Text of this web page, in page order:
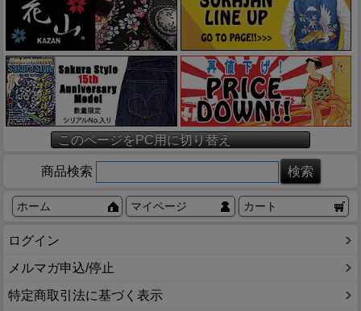
このページをPC用に切り替え
商品検索
ホーム マイページ カート
ログイン
メルマガ申込/停止
特定商取引法に基づく表示